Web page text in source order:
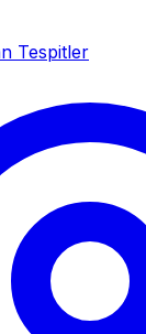
Tespitler